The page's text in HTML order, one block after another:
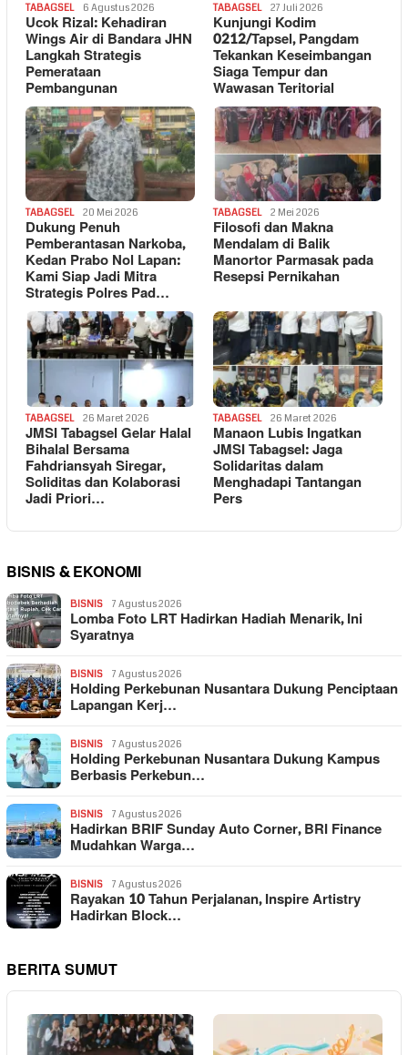
TABAGSEL 6 Agustus 2026
Ucok Rizal: Kehadiran
Wings Air di Bandara JHN
Langkah Strategis
Pemerataan
Pembangunan
TABAGSEL 27 Juli 2026
Kunjungi Kodim
0212/Tapsel, Pangdam
Tekankan Keseimbangan
Siaga Tempur dan
Wawasan Teritorial
TABAGSEL 20 Mei 2026
Dukung Penuh
Pemberantasan Narkoba,
Kedan Prabo Nol Lapan:
Kami Siap Jadi Mitra
Strategis Polres Pad…
TABAGSEL 2 Mei 2026
Filosofi dan Makna
Mendalam di Balik
Manortor Parmasak pada
Resepsi Pernikahan
TABAGSEL 26 Maret 2026
JMSI Tabagsel Gelar Halal
Bihalal Bersama
Fahdriansyah Siregar,
Soliditas dan Kolaborasi
Jadi Priori…
TABAGSEL 26 Maret 2026
Manaon Lubis Ingatkan
JMSI Tabagsel: Jaga
Solidaritas dalam
Menghadapi Tantangan
Pers
BISNIS & EKONOMI
BISNIS 7 Agustus 2026
Lomba Foto LRT Hadirkan Hadiah Menarik, Ini
Syaratnya
BISNIS 7 Agustus 2026
Holding Perkebunan Nusantara Dukung Penciptaan
Lapangan Kerj…
BISNIS 7 Agustus 2026
Holding Perkebunan Nusantara Dukung Kampus
Berbasis Perkebun…
BISNIS 7 Agustus 2026
Hadirkan BRIF Sunday Auto Corner, BRI Finance
Mudahkan Warga…
BISNIS 7 Agustus 2026
Rayakan 10 Tahun Perjalanan, Inspire Artistry
Hadirkan Block…
BERITA SUMUT